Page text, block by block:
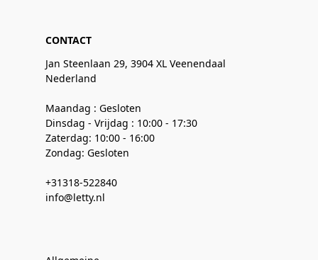
CONTACT
Jan Steenlaan 29, 3904 XL Veenendaal
Nederland
Maandag : Gesloten
Dinsdag - Vrijdag : 10:00 - 17:30
Zaterdag: 10:00 - 16:00
Zondag: Gesloten
+31318-522840
info@letty.nl